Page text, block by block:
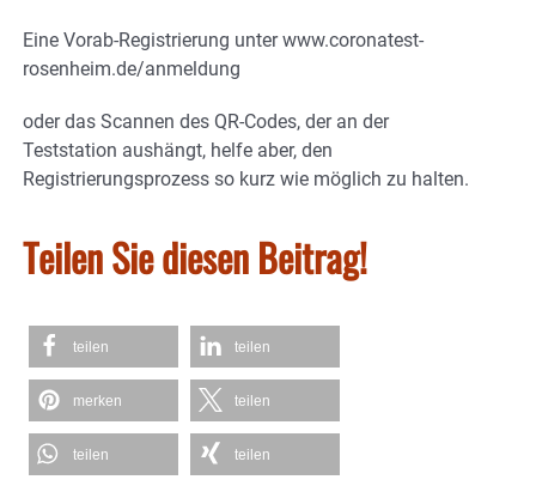
Eine Vorab-Registrierung unter www.coronatest-
rosenheim.de/anmeldung
oder das Scannen des QR-Codes, der an der
Teststation aushängt, helfe aber, den
Registrierungsprozess so kurz wie möglich zu halten.
Teilen Sie diesen Beitrag!
teilen teilen
merken teilen
teilen teilen